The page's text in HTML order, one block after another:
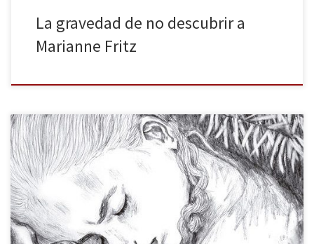
La gravedad de no descubrir a
Marianne Fritz
Alpha Decay publicó a finales del pasado año la opera prima de
Joy Williams: la segunda novela que nos llega de esta escritora a
nuestro país tras Los vivos y los muertos. No exageramos si
afirmamos que Williams está siendo todo un descubrimiento,
puesto que si ya nos entusiasmó la […]